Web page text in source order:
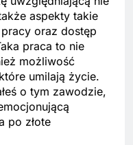
aspekty takie
oraz dostęp
praca to nie
możliwość
umilają życie.
o tym zawodzie,
po złote